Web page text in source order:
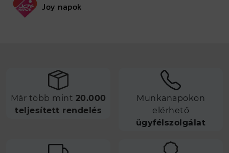
Joy napok
Már több mint 20.000
teljesített rendelés
Munkanapokon
elérhető
ügyfélszolgálat